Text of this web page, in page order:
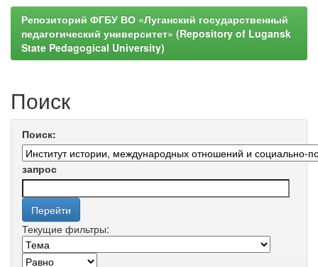
Репозиторий ФГБУ ВО «Луганский государственный
педагогический университет» (Repository of Lugansk
State Pedagogical University)
Поиск
Поиск:
запрос
Текущие фильтры: